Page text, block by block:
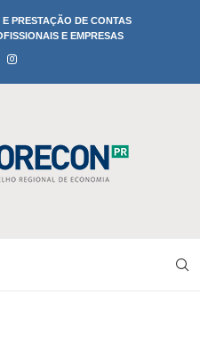
PRESTAÇÃO DE CONTAS
E EMPRESAS